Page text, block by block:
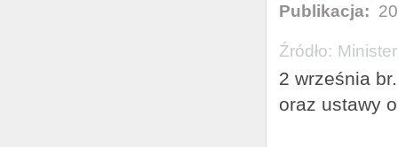
Publikacja:
Źródło:
2 września
oraz ustawy